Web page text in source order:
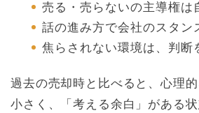
売る・売らないの主導権は
話の進み方で会社のスタン
焦らされない環境は、判断
過去の売却時と比べると、心理
小さく、「考える余白」がある